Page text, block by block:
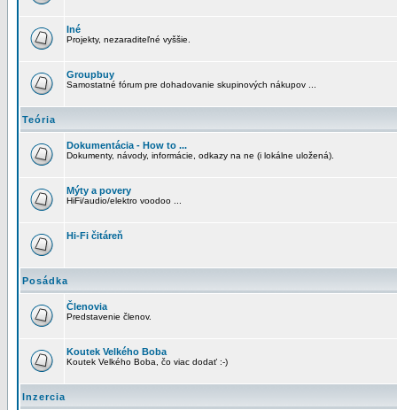
Iné
Projekty, nezaraditeľné vyššie.
Groupbuy
Samostatné fórum pre dohadovanie skupinových nákupov ...
Teória
Dokumentácia - How to ...
Dokumenty, návody, informácie, odkazy na ne (i lokálne uložená).
Mýty a povery
HiFi/audio/elektro voodoo ...
Hi-Fi čitáreň
Posádka
Členovia
Predstavenie členov.
Koutek Velkého Boba
Koutek Velkého Boba, čo viac dodať :-)
Inzercia